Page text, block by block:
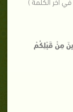
مِنْ قَبْلِكُمْ